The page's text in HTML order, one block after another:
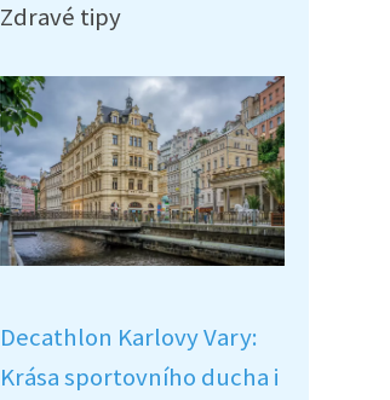
Zdravé tipy
Decathlon Karlovy Vary:
Krása sportovního ducha i